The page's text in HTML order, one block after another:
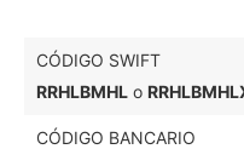
CÓDIGO SWIFT
RRHLBMHL o
CÓDIGO BANCARIO